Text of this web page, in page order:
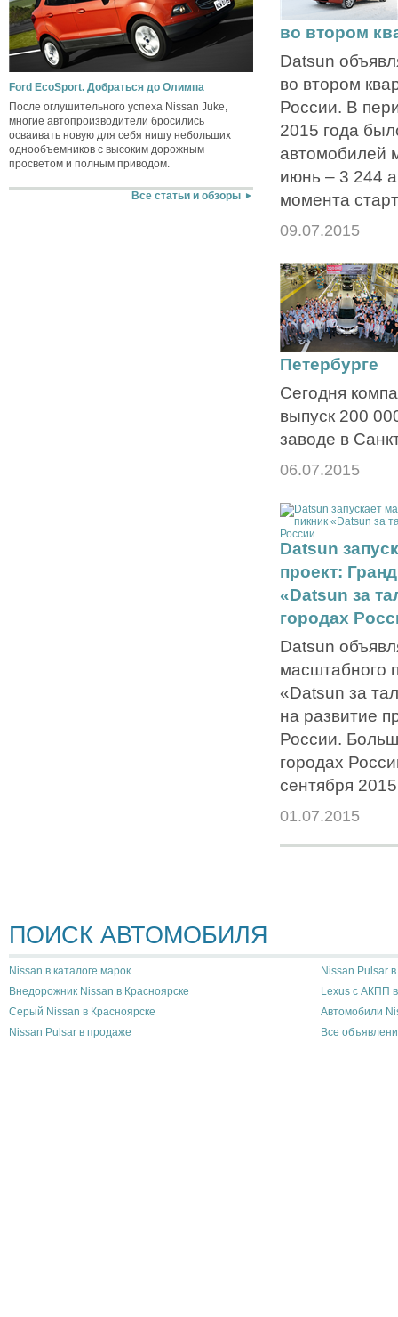
Ford EcoSport. Добраться до Олимпа
После оглушительного успеха Nissan Juke,
многие автопроизводители бросились
осваивать новую для себя нишу небольших
однообъемников с высоким дорожным
просветом и полным приводом.
Все статьи и обзоры
во втором
Datsun
во втором
России. В
2015 года
автомобилей
июнь – 3 244
момента
09.07.2015
Петербурге
Сегодня
выпуск 200
заводе в
06.07.2015
Datsun
проект:
«Datsun за
городах
Datsun
масштабного
«Datsun за
на развитие
России.
городах
сентября 2015
01.07.2015
ПОИСК АВТОМОБИЛЯ
Nissan в каталоге марок
Nissan Pulsar
Внедорожник Nissan в Красноярске
Lexus с АКПП
Серый Nissan в Красноярске
Автомобили
Nissan Pulsar в продаже
Все